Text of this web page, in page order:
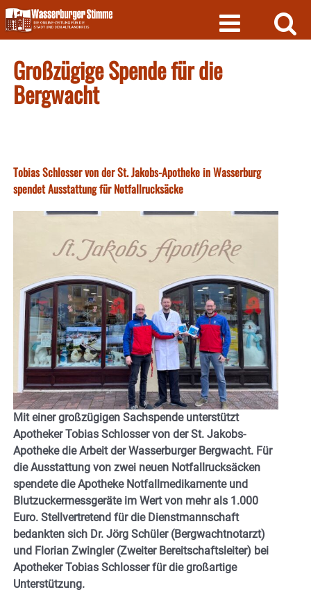
Skip
to
content
Großzügige Spende für die
Bergwacht
Tobias Schlosser von der St. Jakobs-Apotheke in Wasserburg
spendet Ausstattung für Notfallrucksäcke
Mit einer großzügigen Sachspende unterstützt
Apotheker Tobias Schlosser von der St. Jakobs-
Apotheke die Arbeit der Wasserburger Bergwacht. Für
die Ausstattung von zwei neuen Notfallrucksäcken
spendete die Apotheke Notfallmedikamente und
Blutzuckermessgeräte im Wert von mehr als 1.000
Euro. Stellvertretend für die Dienstmannschaft
bedankten sich Dr. Jörg Schüler (Bergwachtnotarzt)
und Florian Zwingler (Zweiter Bereitschaftsleiter) bei
Apotheker Tobias Schlosser für die großartige
Unterstützung.